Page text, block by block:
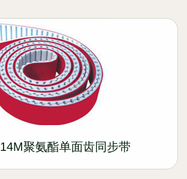
聚氨酯单面齿同步带